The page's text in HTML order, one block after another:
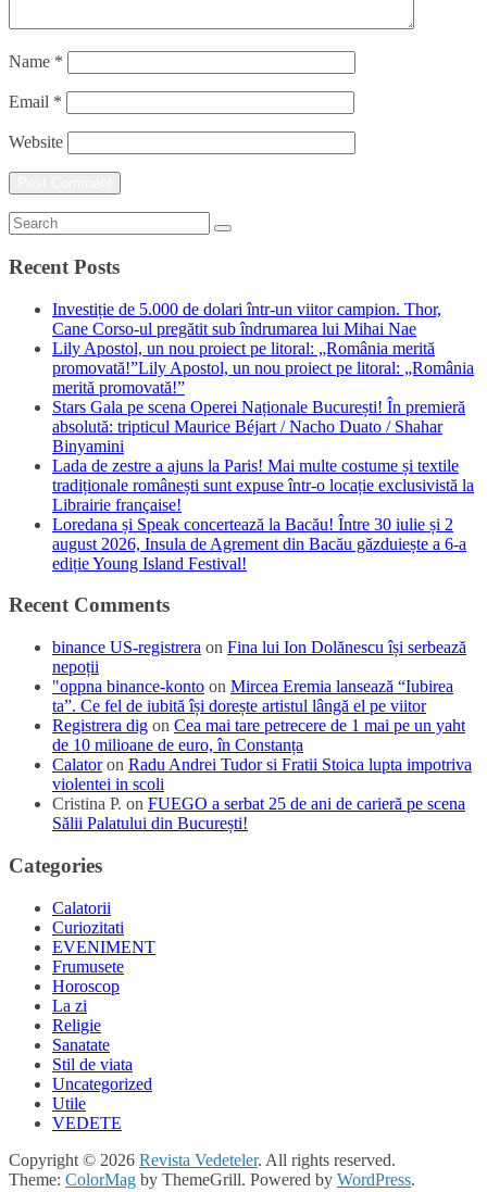
Name *
Email *
Website
Recent Posts
Investiție de 5.000 de dolari într-un viitor campion. Thor,
Cane Corso-ul pregătit sub îndrumarea lui Mihai Nae
Lily Apostol, un nou proiect pe litoral: „România merită
promovată!”Lily Apostol, un nou proiect pe litoral: „România
merită promovată!”
Stars Gala pe scena Operei Naționale București! În premieră
absolută: tripticul Maurice Béjart / Nacho Duato / Shahar
Binyamini
Lada de zestre a ajuns la Paris! Mai multe costume și textile
tradiționale românești sunt expuse într-o locație exclusivistă la
Librairie française!
Loredana și Speak concertează la Bacău! Între 30 iulie și 2
august 2026, Insula de Agrement din Bacău găzduiește a 6-a
ediție Young Island Festival!
Recent Comments
binance US-registrera on Fina lui Ion Dolănescu își serbează
nepoții
"oppna binance-konto on Mircea Eremia lansează “Iubirea
ta”. Ce fel de iubită își dorește artistul lângă el pe viitor
Registrera dig on Cea mai tare petrecere de 1 mai pe un yaht
de 10 milioane de euro, în Constanța
Calatoron Radu Andrei Tudor si Fratii Stoica lupta impotriva
violentei in scoli
Cristina P. on FUEGO a serbat 25 de ani de carieră pe scena
Sălii Palatului din București!
Categories
Calatorii
Curiozitati
EVENIMENT
Frumusete
Horoscop
La zi
Religie
Sanatate
Stil de viata
Uncategorized
Utile
VEDETE
Copyright © 2026 Revista Vedeteler. All rights reserved.
Theme: ColorMag by ThemeGrill. Powered by WordPress.